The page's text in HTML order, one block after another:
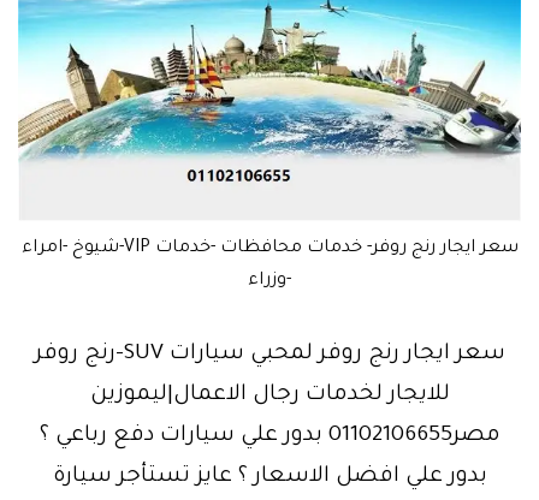
سعر ايجار رنج روفر- خدمات محافظات -خدمات VIP-شيوخ -امراء
-وزراء
سعر ايجار رنج روفر لمحبي سيارات SUV-رنج روفر
للايجار لخدمات رجال الاعمال|ليموزين
مصر01102106655 بدور علي سيارات دفع رباعي ؟
بدور علي افضل الاسعار ؟ عايز تستأجر سيارة